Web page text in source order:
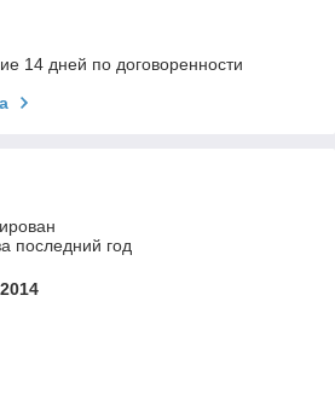
14 дней по договоренности
последний год